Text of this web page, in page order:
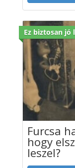
Ez biztosan jó
Furcsa
hogy
leszel?